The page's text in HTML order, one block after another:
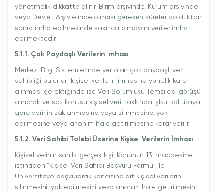
yönetmelik dikkatte alınır. Birim arşivinde, Kurum arşivinde
veya Devlet Arşivlerinde olması gereken süreler dolduktan
sonra imha edilmesinde sakınca olmayan veriler imha
edilmektedir.
5.1.1. Çok Paydaşlı Verilerin İmhası
Merkezi Bilgi Sistemlerinde yer alan çok paydaşlı veri
sahipliği bulunan kişisel verilerin imhasına yönelik karar
alınması gerektiğinde ise Veri Sorumlusu Temsilcisi görüşü
alınarak ve söz konusu kişisel veri hakkında işbu politikaya
göre verinin saklanmasına veya silinmesine, yok
edilmesine veya anonim hale getirilmesine karar verilir.
5.1.2. Veri Sahibi Talebi Üzerine Kişisel Verilerin İmhası
Kişisel verinin sahibi gerçek kişi, Kanunun 13. maddesine
istinaden “Kişisel Veri Sahibi Başvuru Formu” ile
Üniversiteye başvurarak kendisine ait kişisel verilerin
silinmesini, yok edilmesini veya anonim hale getirilmesini